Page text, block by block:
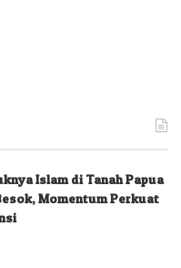
Islam di Tanah Papua
Momentum Perkuat